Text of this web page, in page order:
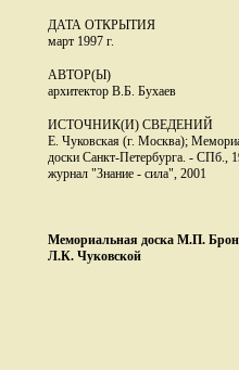
ДАТА ОТКРЫТИЯ
март 1997 г.
АВТОР(Ы)
архитектор В.Б. Бухаев
ИСТОЧНИК(И) СВЕДЕНИЙ
Е. Чуковская (г. Москва);
доски Санкт-Петербурга. - СПб.,
журнал "Знание - сила", 2001
Мемориальная доска М.П.
Л.К. Чуковской